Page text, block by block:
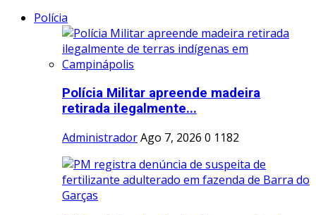
Polícia
Polícia Militar apreende madeira
retirada ilegalmente...
AdministradorAgo 7, 2026 0 1182